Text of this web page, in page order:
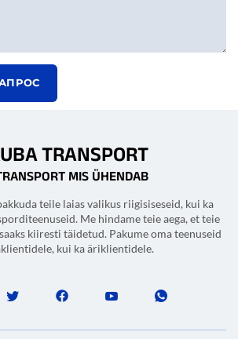
TRANSPORT
MIS ÜHENDAB
teile laias valikus riigisiseseid, kui ka
Me hindame teie aega, et teie
kiiresti täidetud. Pakume oma teenuseid
kui ka äriklientidele.